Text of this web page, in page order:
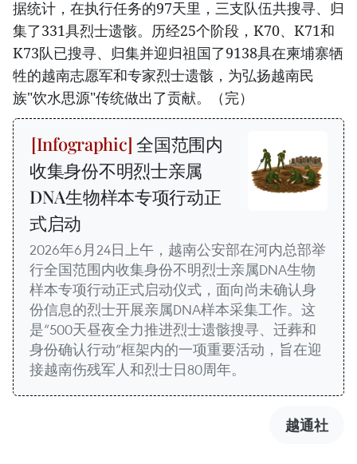
据统计，在执行任务的97天里，三支队伍共搜寻、归
集了331具烈士遗骸。历经25个阶段，K70、K71和
K73队已搜寻、归集并迎归祖国了9138具在柬埔寨牺
牲的越南志愿军和专家烈士遗骸，为弘扬越南民
族"饮水思源"传统做出了贡献。（完）
全国范围内
收集身份不明烈士亲属
DNA生物样本专项行动正
式启动
2026年6月24日上午，越南公安部在河内总部举
行全国范围内收集身份不明烈士亲属DNA生物
样本专项行动正式启动仪式，面向尚未确认身
份信息的烈士开展亲属DNA样本采集工作。这
是“500天昼夜全力推进烈士遗骸搜寻、迁葬和
身份确认行动”框架内的一项重要活动，旨在迎
接越南伤残军人和烈士日80周年。
越通社